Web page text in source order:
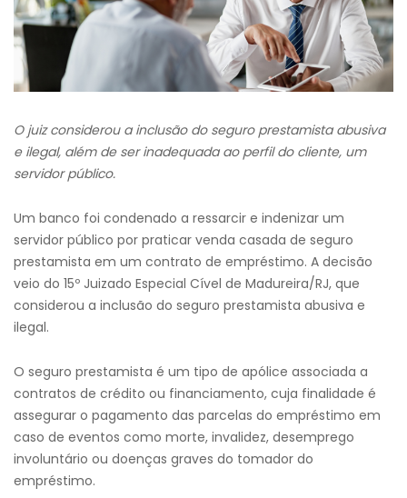
O juiz considerou a inclusão do seguro prestamista abusiva
e ilegal, além de ser inadequada ao perfil do cliente, um
servidor público.
Um banco foi condenado a ressarcir e indenizar um
servidor público por praticar venda casada de seguro
prestamista em um contrato de empréstimo. A decisão
veio do 15º Juizado Especial Cível de Madureira/RJ, que
considerou a inclusão do seguro prestamista abusiva e
ilegal.
O seguro prestamista é um tipo de apólice associada a
contratos de crédito ou financiamento, cuja finalidade é
assegurar o pagamento das parcelas do empréstimo em
caso de eventos como morte, invalidez, desemprego
involuntário ou doenças graves do tomador do
empréstimo.